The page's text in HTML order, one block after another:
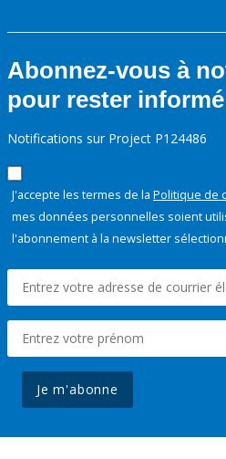
Abonnez-vous à
pour rester
Notifications sur Project P124486
J'accepte les termes de la Politique de
mes données personnelles soient
l'abonnement à la newsletter
Je m'abonne